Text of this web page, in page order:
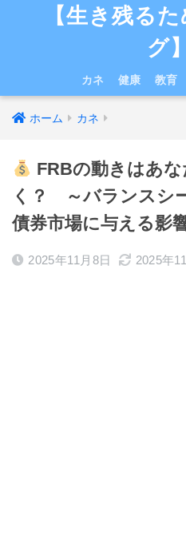
【生き残る
グ
カネ 健康 教育
ホーム カネ
FRBの動きはあ
く？ ～バランスシ
債券市場に与える影
2025年11月8日 2025年